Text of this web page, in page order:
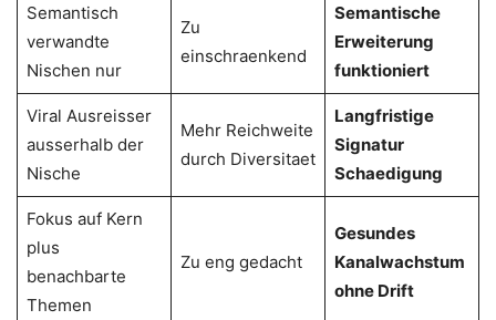
Semantisch
verwandte
Nischen nur
Zu
einschraenkend
Semantische
Erweiterung
funktioniert
Viral Ausreisser
ausserhalb der
Nische
Mehr Reichweite
durch Diversitaet
Langfristige
Signatur
Schaedigung
Fokus auf Kern
plus
benachbarte
Themen
Zu eng gedacht
Gesundes
Kanalwachstum
ohne Drift